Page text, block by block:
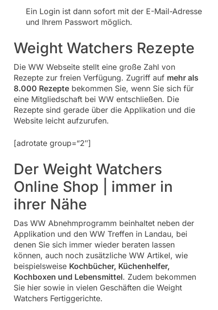
Ein Login ist dann sofort mit der E-Mail-Adresse
und Ihrem Passwort möglich.
Weight Watchers Rezepte
Die WW Webseite stellt eine große Zahl von
Rezepte zur freien Verfügung. Zugriff auf mehr als
8.000 Rezeptebekommen Sie, wenn Sie sich für
eine Mitgliedschaft bei WW entschließen. Die
Rezepte sind gerade über die Applikation und die
Website leicht aufzurufen.
[adrotate group=“2″]
Der Weight Watchers
Online Shop | immer in
ihrer Nähe
Das WW Abnehmprogramm beinhaltet neben der
Applikation und den WW Treffen in Landau, bei
denen Sie sich immer wieder beraten lassen
können, auch noch zusätzliche WW Artikel, wie
beispielsweise Kochbücher, Küchenhelfer,
Kochboxen und Lebensmittel. Zudem bekommen
Sie hier sowie in vielen Geschäften die Weight
Watchers Fertiggerichte.